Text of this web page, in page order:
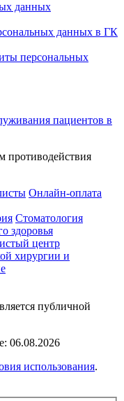
данных
данных в ГК
персональных
пациентов в
противодействия
Онлайн-оплата
Стоматология
здоровья
центр
хирургии и
публичной
06.08.2026
использования.